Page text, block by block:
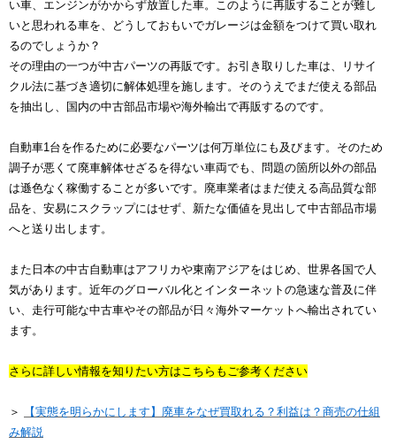
い車、エンジンがかからず放置した車。このように再販することが難し
いと思われる車を、どうしておもいでガレージは金額をつけて買い取れ
るのでしょうか？
その理由の一つが中古パーツの再販です。お引き取りした車は、リサイ
クル法に基づき適切に解体処理を施します。そのうえでまだ使える部品
を抽出し、国内の中古部品市場や海外輸出で再販するのです。
自動車1台を作るために必要なパーツは何万単位にも及びます。そのため
調子が悪くて廃車解体せざるを得ない車両でも、問題の箇所以外の部品
は遜色なく稼働することが多いです。廃車業者はまだ使える高品質な部
品を、安易にスクラップにはせず、新たな価値を見出して中古部品市場
へと送り出します。
また日本の中古自動車はアフリカや東南アジアをはじめ、世界各国で人
気があります。近年のグローバル化とインターネットの急速な普及に伴
い、走行可能な中古車やその部品が日々海外マーケットへ輸出されてい
ます。
さらに詳しい情報を知りたい方はこちらもご参考ください
＞
【実態を明らかにします】廃車をなぜ買取れる？利益は？商売の仕組
み解説